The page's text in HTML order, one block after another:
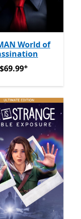
l’application
World of
Avec des
+